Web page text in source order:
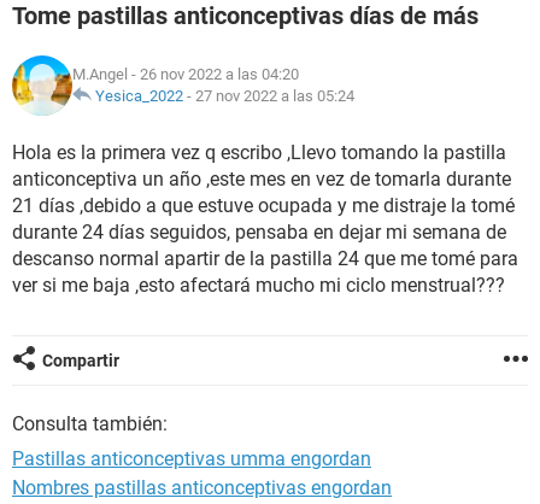
FAMILIA
NUTRICIÓN
BIENESTAR
SEXUALIDAD
GLOSARIO
Tome pastillas anticonceptivas días de más
M.Angel - 26 nov 2022 a las 04:20
Yesica_2022 - 27 nov 2022 a las 05:24
Hola es la primera vez q escribo ,Llevo tomando la pastilla
anticonceptiva un año ,este mes en vez de tomarla durante
21 días ,debido a que estuve ocupada y me distraje la tomé
durante 24 días seguidos, pensaba en dejar mi semana de
descanso normal apartir de la pastilla 24 que me tomé para
ver si me baja ,esto afectará mucho mi ciclo menstrual???
Compartir
Consulta también:
Pastillas anticonceptivas umma engordan
Nombres pastillas anticonceptivas engordan